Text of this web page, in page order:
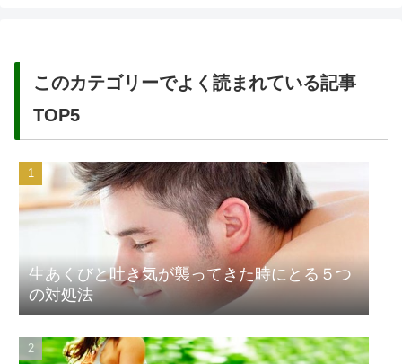
このカテゴリーでよく読まれている記事
TOP5
生あくびと吐き気が襲ってきた時にとる５つ
の対処法